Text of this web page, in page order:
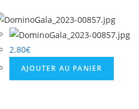
2.80€
AJOUTER AU PANIER